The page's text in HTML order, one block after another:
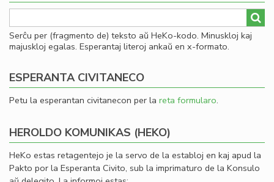
Serĉu per (fragmento de) teksto aŭ HeKo-kodo. Minuskloj kaj
majuskloj egalas. Esperantaj literoj ankaŭ en x-formato.
ESPERANTA CIVITANECO
Petu la esperantan civitanecon per la reta formularo.
HEROLDO KOMUNIKAS (HEKO)
HeKo estas retagentejo je la servo de la establoj en kaj apud la
Pakto por la Esperanta Civito, sub la imprimaturo de la Konsulo